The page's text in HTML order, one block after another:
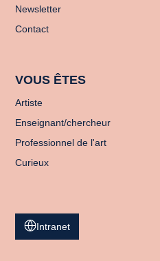
Newsletter
Contact
VOUS ÊTES
Artiste
Enseignant/chercheur
Professionnel de l'art
Curieux
Intranet